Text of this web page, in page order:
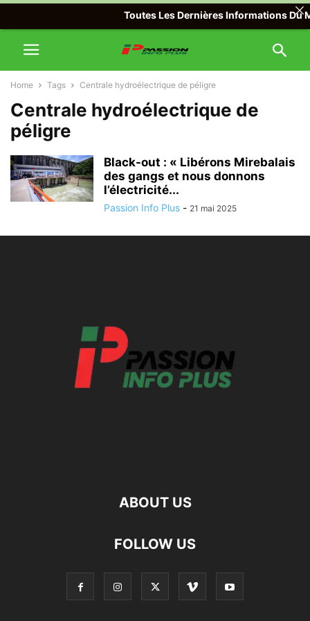
Home Tags Centrale hydroélectrique de péligre
Centrale hydroélectrique de
péligre
Black-out : « Libérons Mirebalais
des gangs et nous donnons
l’électricité...
Passion Info Plus - 21 mai 2025
ABOUT US
FOLLOW US
Toutes Les Dernières Informations Du